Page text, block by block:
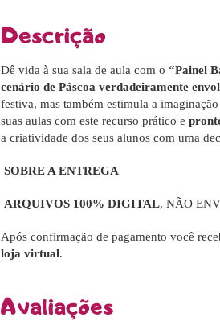
Descrição
Dê vida à sua sala de aula com o “Painel
cenário de Páscoa verdadeiramente
festiva, mas também estimula a
suas aulas com este recurso prático e
a criatividade dos seus alunos com uma
SOBRE A ENTREGA
ARQUIVOS 100% DIGITAL, NÃO
Após confirmação de pagamento você
loja virtual.
Avaliações